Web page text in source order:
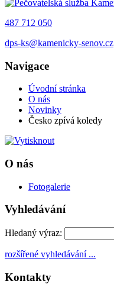
487 712 050
dps-ks@kamenicky-senov.cz
Navigace
Úvodní stránka
O nás
Novinky
Česko zpívá koledy
O nás
Fotogalerie
Vyhledávání
Hledaný výraz:
rozšířené vyhledávání ...
Kontakty